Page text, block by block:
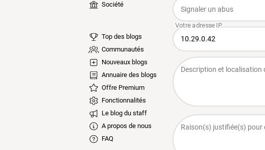
Société
Top des blogs
Communautés
Nouveaux blogs
Annuaire des blogs
Offre Premium
Fonctionnalités
Le blog du staff
A propos de nous
FAQ